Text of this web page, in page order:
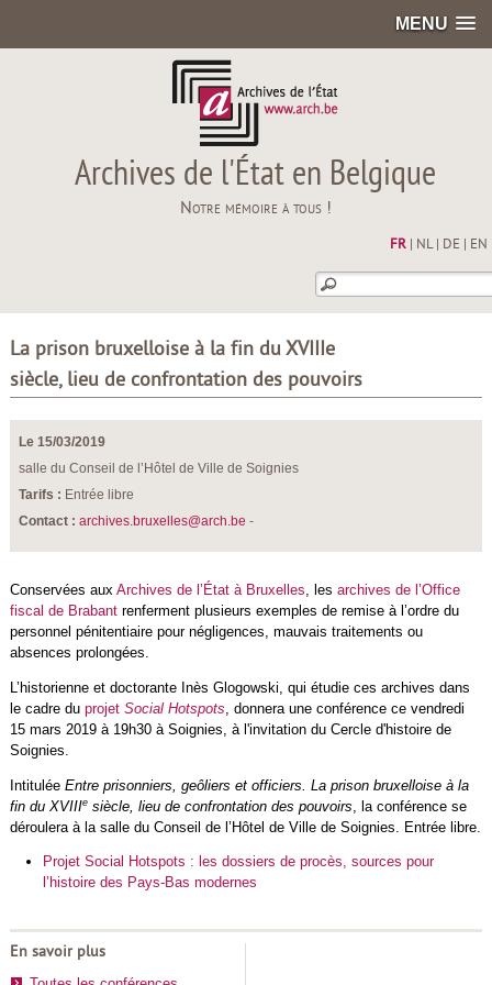
MENU
Archives de l'État en Belgique
Notre mémoire à tous !
FR| NL| DE EN
La prison bruxelloise à la fin du XVIIIe
siècle, lieu de confrontation des pouvoirs
Le 15/03/2019
salle du Conseil de l’Hôtel de Ville de Soignies
Tarifs : Entrée libre
Contact : archives.bruxelles@arch.be -
Conservées aux Archives de l’État à Bruxelles, les archives de l’Office
fiscal de Brabantrenferment plusieurs exemples de remise à l’ordre du
personnel pénitentiaire pour négligences, mauvais traitements ou
absences prolongées.
L’historienne et doctorante Inès Glogowski, qui étudie ces archives dans
le cadre du projet Social Hotspots , donnera une conférence ce vendredi
15 mars 2019 à 19h30 à Soignies, à l'invitation du Cercle d'histoire de
Soignies.
Intitulée Entre prisonniers, geôliers et officiers. La prison bruxelloise à la
fin du XVIIIesiècle, lieu de confrontation des pouvoirs , la conférence se
déroulera à la salle du Conseil de l’Hôtel de Ville de Soignies. Entrée libre.
Projet Social Hotspots : les dossiers de procès, sources pour
l’histoire des Pays-Bas modernes
En savoir plus